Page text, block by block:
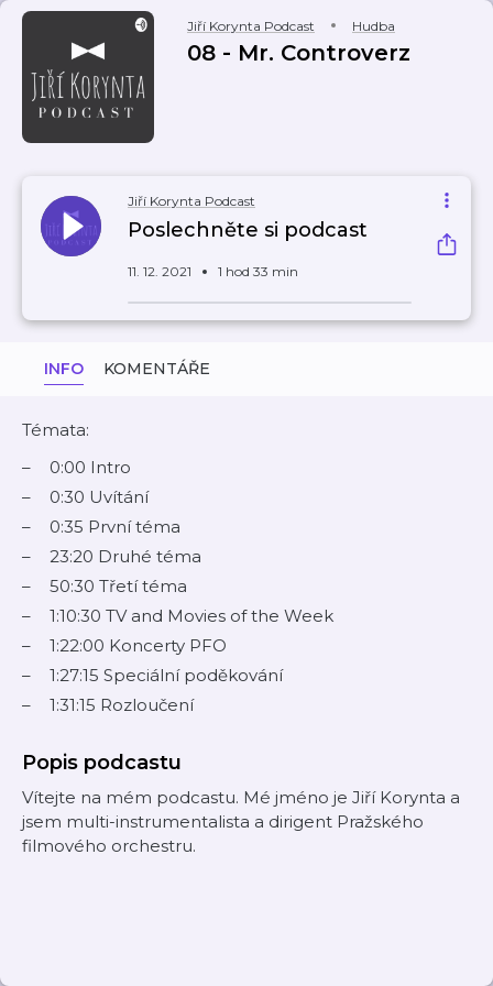
Jiří Korynta Podcast Hudba
08 - Mr. Controverz
Jiří Korynta Podcast
Poslechněte si podcast
11. 12. 2021 1 hod 33 min
INFO KOMENTÁŘE
Témata:
0:00 Intro
0:30 Uvítání
0:35 První téma
23:20 Druhé téma
50:30 Třetí téma
1:10:30 TV and Movies of the Week
1:22:00 Koncerty PFO
1:27:15 Speciální poděkování
1:31:15 Rozloučení
Popis podcastu
Vítejte na mém podcastu. Mé jméno je Jiří Korynta a
jsem multi-instrumentalista a dirigent Pražského
filmového orchestru.